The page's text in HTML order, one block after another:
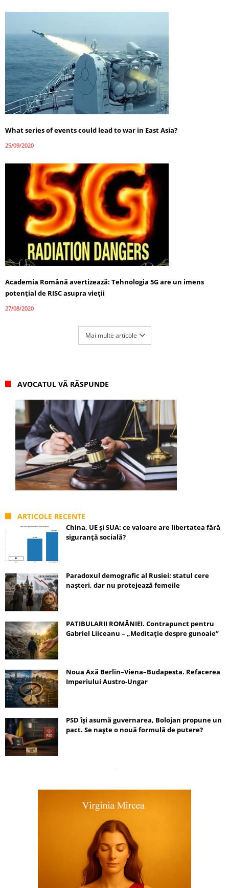
What series of events could lead to war in East Asia?
25/09/2020
Academia Română avertizează: Tehnologia 5G are un imens
potențial de RISC asupra vieții
27/08/2020
Mai multe articole
AVOCATUL VĂ RĂSPUNDE
ARTICOLE RECENTE
China, UE și SUA: ce valoare are libertatea fără
siguranță socială?
Paradoxul demografic al Rusiei: statul cere
nașteri, dar nu protejează femeile
PATIBULARII ROMÂNIEI. Contrapunct pentru
Gabriel Liiceanu – „Meditație despre gunoaie”
Noua Axă Berlin–Viena–Budapesta. Refacerea
Imperiului Austro-Ungar
PSD își asumă guvernarea, Bolojan propune un
pact. Se naște o nouă formulă de putere?